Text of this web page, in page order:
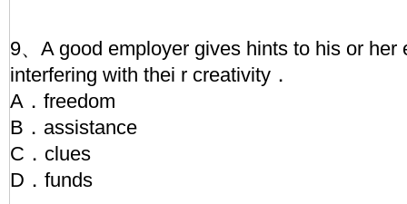
9、A good employer gives hints to his or her
interfering with thei r creativity．
A．freedom
B．assistance
C．clues
D．funds